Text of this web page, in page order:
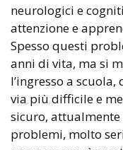
neurologici e
attenzione e
Spesso questi
anni di vita, ma si
l’ingresso a
via più difficile e
sicuro,
problemi, molto